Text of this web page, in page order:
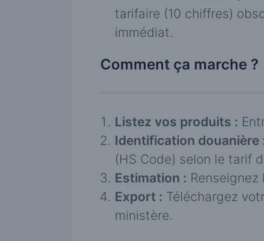
tarifaire (10 chiffres)
immédiat.
Comment ça marche ?
Listez vos produits :
Identification douanière
(HS Code) selon le tarif
Estimation :
Export : Téléchargez
ministère.